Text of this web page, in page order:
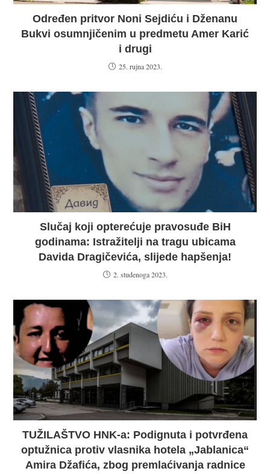
Određen pritvor Noni Sejdiću i Dženanu
Bukvi osumnjičenim u predmetu Amer Karić
i drugi
25. rujna 2023.
Slučaj koji opterećuje pravosuđe BiH
godinama: Istražitelji na tragu ubicama
Davida Dragičevića, slijede hapšenja!
2. studenoga 2023.
TUŽILAŠTVO HNK-a: Podignuta i potvrđena
optužnica protiv vlasnika hotela „Jablanica“
Amira Džafića, zbog premlaćivanja radnice